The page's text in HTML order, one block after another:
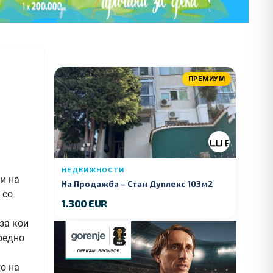
на
со
кои
на
ПРЕМИУМ
НЕДВИЖНОСТИ
На Продажба – Стан Дуплекс 103м2
1.300 EUR